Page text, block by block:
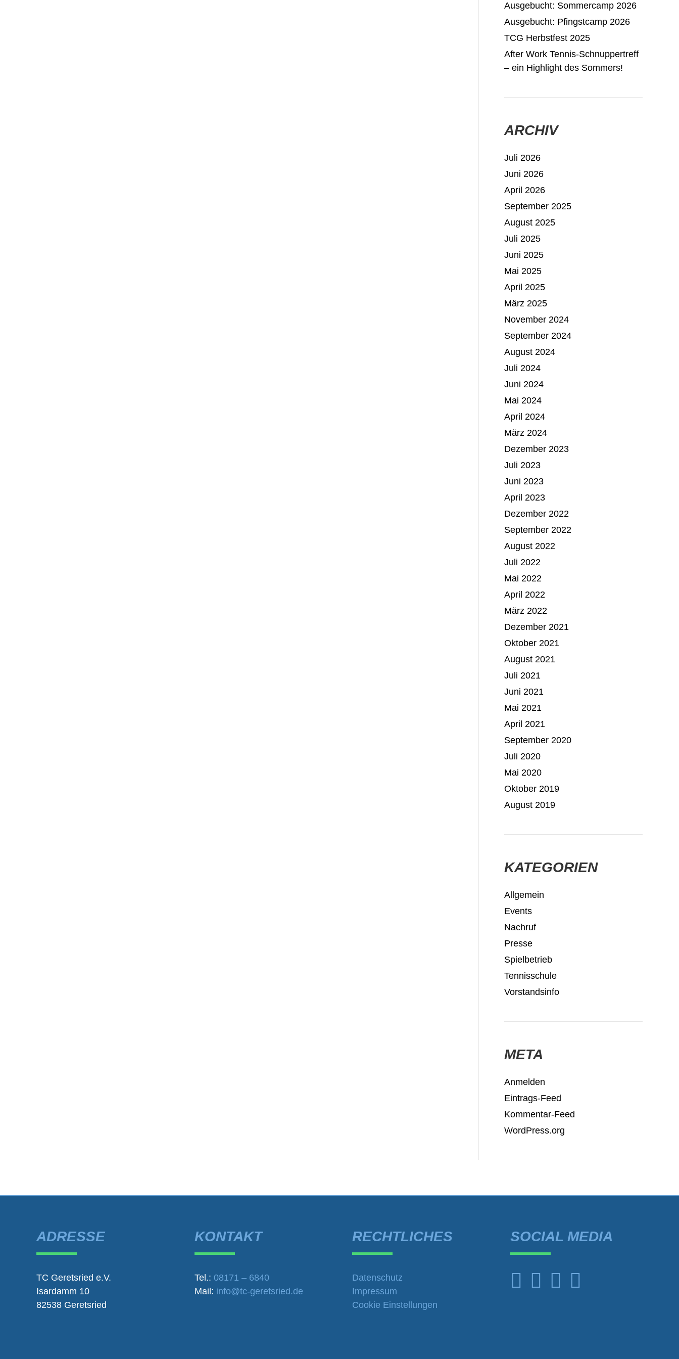
Ausgebucht: Sommercamp 2026
Ausgebucht: Pfingstcamp 2026
TCG Herbstfest 2025
After Work Tennis-Schnuppertreff
– ein Highlight des Sommers!
ARCHIV
Juli 2026
Juni 2026
April 2026
September 2025
August 2025
Juli 2025
Juni 2025
Mai 2025
April 2025
März 2025
November 2024
September 2024
August 2024
Juli 2024
Juni 2024
Mai 2024
April 2024
März 2024
Dezember 2023
Juli 2023
Juni 2023
April 2023
Dezember 2022
September 2022
August 2022
Juli 2022
Mai 2022
April 2022
März 2022
Dezember 2021
Oktober 2021
August 2021
Juli 2021
Juni 2021
Mai 2021
April 2021
September 2020
Juli 2020
Mai 2020
Oktober 2019
August 2019
KATEGORIEN
Allgemein
Events
Nachruf
Presse
Spielbetrieb
Tennisschule
Vorstandsinfo
META
Anmelden
Eintrags-Feed
Kommentar-Feed
WordPress.org
ADRESSE
TC Geretsried e.V.
Isardamm 10
82538 Geretsried
KONTAKT
Tel.: 08171 – 6840
Mail: info@tc-geretsried.de
RECHTLICHES
Datenschutz
Impressum
Cookie Einstellungen
SOCIAL MEDIA